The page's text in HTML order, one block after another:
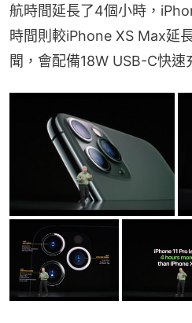
航時間延長了4個小時，
時間則較iPhone XS Max延
聞，會配備18W USB-C快速